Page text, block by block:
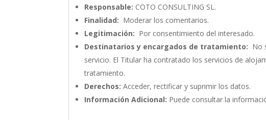
Responsable: COTO CONSULTING SL.
Finalidad: Moderar los comentarios.
Legitimación: Por consentimiento del interesado.
Destinatarios y encargados de tratamiento: No
servicio. El Titular ha contratado los servicios de
tratamiento.
Derechos: Acceder, rectificar y suprimir los datos.
Información Adicional: Puede consultar la